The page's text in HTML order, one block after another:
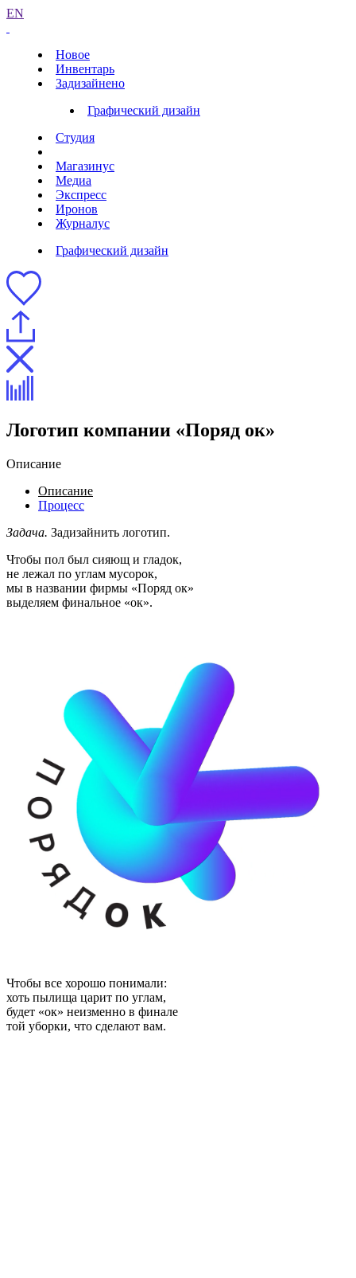
EN
Новое
Инвентарь
Задизайнено
Графический дизайн
Студия
Магазинус
Медиа
Экспресс
Иронов
Журналус
Графический дизайн
Логотип компании «Поряд ок»
Описание
Описание
Процесс
Задача. Задизайнить логотип.
Чтобы пол был сияющ и гладок,
не лежал по углам мусорок,
мы в названии фирмы «Поряд ок»
выделяем финальное «ок».
Чтобы все хорошо понимали:
хоть пылища царит по углам,
будет «ок» неизменно в финале
той уборки, что сделают вам.